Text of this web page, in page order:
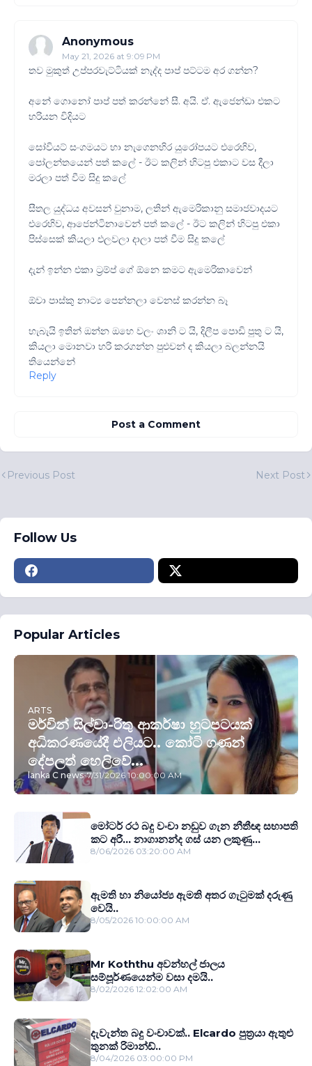
Anonymous
May 21, 2026 at 9:09 PM
තව මුකුත් උප්පරවැට්ටියක් නැද්ද පාප් පට්ටම අර ගන්න?
අනේ ගොනෝ පාප් පත් කරන්නේ සී. අයි. ඒ. ඇජෙන්ඩා එකට
හරියන විදියට
සෝවියට් සංගමයට හා නැගෙනහිර යුරෝපයට එරෙහිව,
පෝලන්තයෙන් පත් කලේ - ඊට කලින් හිටපු එකාට වස දීලා
මරලා පත් වීම සිදු කලේ
සීතල යුද්ධය අවසන් වුනාම, ලතින් ඇමෙරිකානු සමාජවාදයට
එරෙහිව, ආජෙන්ටිනාවෙන් පත් කලේ - ඊට කලින් හිටපු එකා
පිස්සෙක් කියලා එලවලා දාලා පත් වීම සිදු කලේ
දැන් ඉන්න එකා ට්‍රම්ප් ගේ ඕනෙ කමට ඇමෙරිකාවෙන්
ඕවා පාස්කු නාට්‍ය පෙන්නලා වෙනස් කරන්න බෑ
හැබැයි ඉතින් ඔන්න ඔහෙ වලං ශානි ට යි, දිලීප පොඩි පුතු ට යි,
කියලා මොනවා හරි කරගන්න පුළුවන් ද කියලා බලන්නයි
තියෙන්නේ
Reply
Post a Comment
Previous Post Next Post
Follow Us
Popular Articles
ARTS
මර්වින් සිල්වා-රිතු ආකර්ෂා හුටපටයක්
අධිකරණයේදී එලියට.. කෝටි ගණන්
දේපලත් හෙලිවේ...
lanka C news-7/31/2026 10:00:00 AM
මෝටර් රථ බදු වංචා නඩුව ගැන නීතීඥ සභාපති
කට අරී... නාගානන්ද ගස් යන ලකුණු...
8/06/2026 03:20:00 AM
ඇමති හා නියෝජ්‍ය ඇමති අතර ගැටුමක් දරුණු
වෙයි..
8/05/2026 10:00:00 AM
Mr Koththu අවන්හල් ජාලය
සම්පූර්ණයෙන්ම වසා දමයි..
8/02/2026 12:02:00 AM
දැවැන්ත බදු වංචාවක්.. Elcardo පුත‍්‍රයා ඇතුළු
තුනක් රිමාන්ඩ්..
8/04/2026 03:00:00 PM